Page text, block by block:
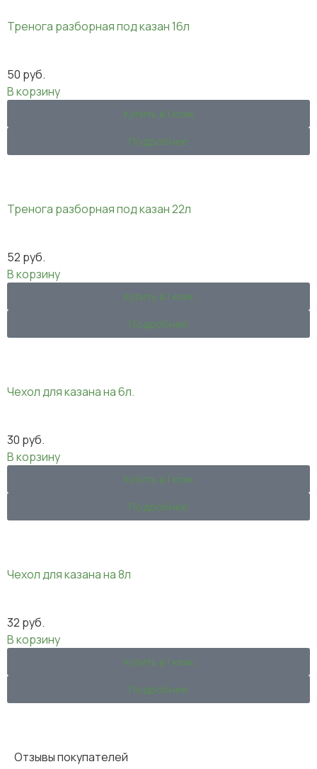
Тренога разборная под казан 16л
50 руб.
В корзину
Купить в 1 клик
Подробнее
Тренога разборная под казан 22л
52 руб.
В корзину
Купить в 1 клик
Подробнее
Чехол для казана на 6л.
30 руб.
В корзину
Купить в 1 клик
Подробнее
Чехол для казана на 8л
32 руб.
В корзину
Купить в 1 клик
Подробнее
Отзывы покупателей